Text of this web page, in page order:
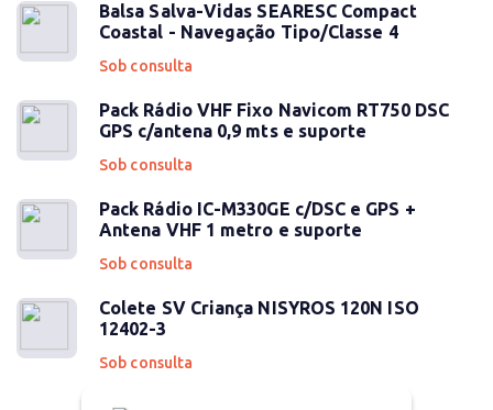
Balsa Salva-Vidas SEARESC Compact
Coastal - Navegação Tipo/Classe 4
Sob consulta
Pack Rádio VHF Fixo Navicom RT750 DSC
GPS c/antena 0,9 mts e suporte
Sob consulta
Pack Rádio IC-M330GE c/DSC e GPS +
Antena VHF 1 metro e suporte
Sob consulta
Colete SV Criança NISYROS 120N ISO
12402-3
Sob consulta